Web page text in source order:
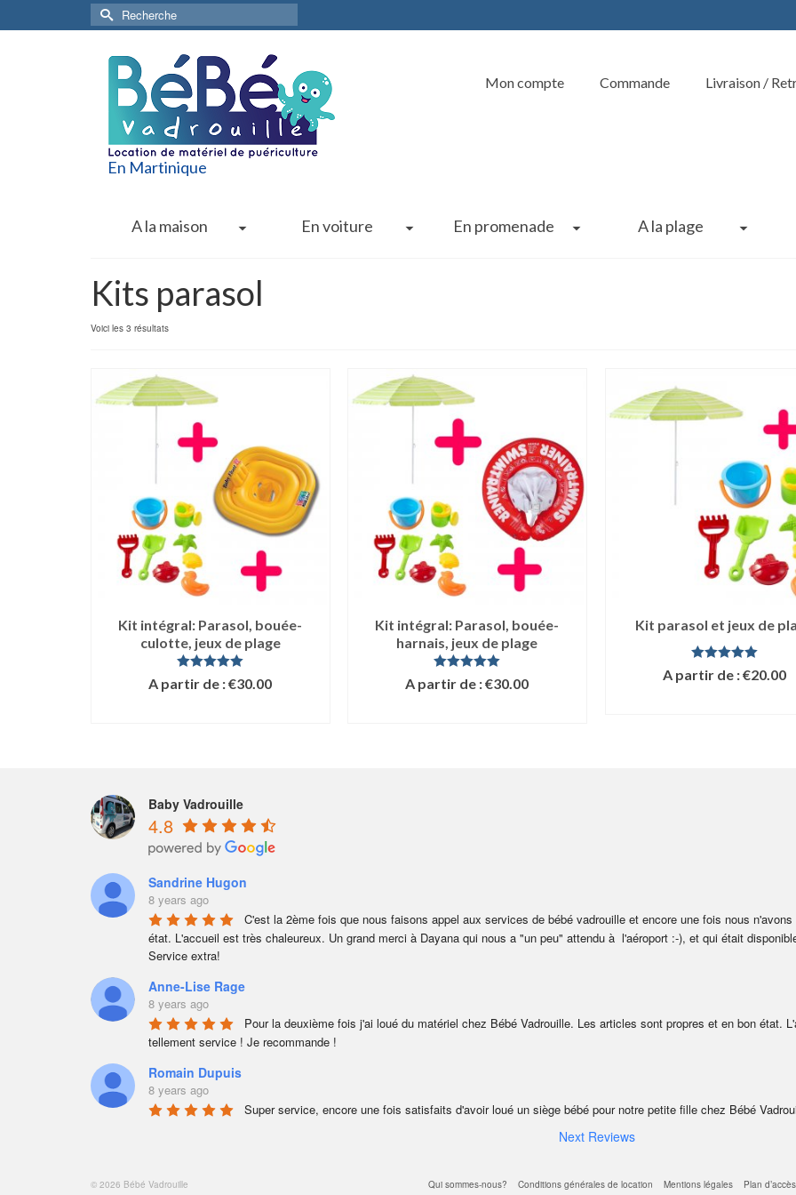
Rechercher :
En Martinique
Mon compte Commande Livraison /
A la maison En voiture En promenade A la plage
Kits parasol
Voici les 3 résultats
Kit intégral: Parasol, bouée-
culotte, jeux de plage
Note 5.00
sur 5
A partir de :€30.00
Kit intégral: Parasol, bouée-
harnais, jeux de plage
Note 5.00
sur 5
A partir de :€30.00
Kit parasol et jeux de
Note 5.00
sur 5
A partir de :€20.00
Baby Vadrouille
4.8
Sandrine Hugon
8 years ago
C'est la 2ème fois que nous faisons appel aux services de bébé vadrouille et encore une fois nous
état. L'accueil est très chaleureux. Un grand merci à Dayana qui nous a "un peu" attendu à  l'aéroport :-), et qui était
Service extra!
Anne-Lise Rage
8 years ago
Pour la deuxième fois j'ai loué du matériel chez Bébé Vadrouille. Les articles sont propres et en bon état.
tellement service ! Je recommande !
Romain Dupuis
8 years ago
Super service, encore une fois satisfaits d'avoir loué un siège bébé pour notre petite fille chez Bébé
Next Reviews
Qui sommes-nous? Conditions générales de location Mentions légales Plan d’accès
© 2026 Bébé Vadrouille